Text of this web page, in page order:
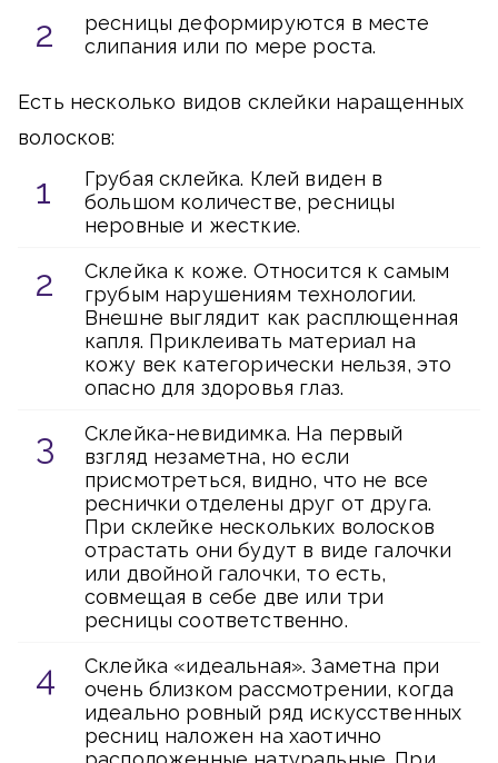
ресницы деформируются в месте
слипания или по мере роста.
Есть несколько видов склейки наращенных
волосков:
Грубая склейка. Клей виден в
большом количестве, ресницы
неровные и жесткие.
Склейка к коже. Относится к самым
грубым нарушениям технологии.
Внешне выглядит как расплющенная
капля. Приклеивать материал на
кожу век категорически нельзя, это
опасно для здоровья глаз.
Склейка-невидимка. На первый
взгляд незаметна, но если
присмотреться, видно, что не все
реснички отделены друг от друга.
При склейке нескольких волосков
отрастать они будут в виде галочки
или двойной галочки, то есть,
совмещая в себе две или три
ресницы соответственно.
Склейка «идеальная». Заметна при
очень близком рассмотрении, когда
идеально ровный ряд искусственных
ресниц наложен на хаотично